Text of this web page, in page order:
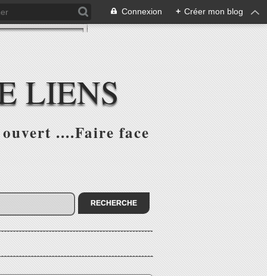
Connexion + Créer mon blog
LIENS
....Faire face